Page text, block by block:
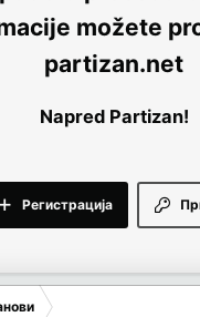
možete
partizan.net
Napred Partizan!
Регистрација